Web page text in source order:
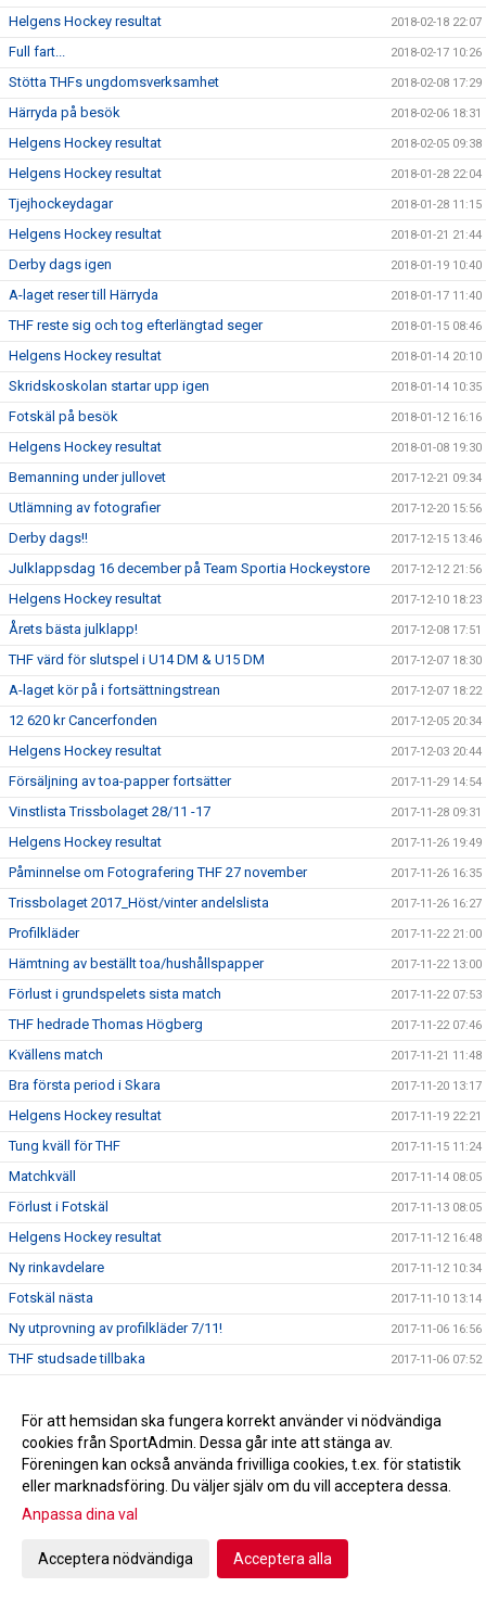
Helgens Hockey resultat 2018-02-18 22:07
Full fart... 2018-02-17 10:26
Stötta THFs ungdomsverksamhet 2018-02-08 17:29
Härryda på besök 2018-02-06 18:31
Helgens Hockey resultat 2018-02-05 09:38
Helgens Hockey resultat 2018-01-28 22:04
Tjejhockeydagar 2018-01-28 11:15
Helgens Hockey resultat 2018-01-21 21:44
Derby dags igen 2018-01-19 10:40
A-laget reser till Härryda 2018-01-17 11:40
THF reste sig och tog efterlängtad seger 2018-01-15 08:46
Helgens Hockey resultat 2018-01-14 20:10
Skridskoskolan startar upp igen 2018-01-14 10:35
Fotskäl på besök 2018-01-12 16:16
Helgens Hockey resultat 2018-01-08 19:30
Bemanning under jullovet 2017-12-21 09:34
Utlämning av fotografier 2017-12-20 15:56
Derby dags!! 2017-12-15 13:46
Julklappsdag 16 december på Team Sportia Hockeystore 2017-12-12 21:56
Helgens Hockey resultat 2017-12-10 18:23
Årets bästa julklapp! 2017-12-08 17:51
THF värd för slutspel i U14 DM & U15 DM 2017-12-07 18:30
A-laget kör på i fortsättningstrean 2017-12-07 18:22
12 620 kr Cancerfonden 2017-12-05 20:34
Helgens Hockey resultat 2017-12-03 20:44
Försäljning av toa-papper fortsätter 2017-11-29 14:54
Vinstlista Trissbolaget 28/11 -17 2017-11-28 09:31
Helgens Hockey resultat 2017-11-26 19:49
Påminnelse om Fotografering THF 27 november 2017-11-26 16:35
Trissbolaget 2017_Höst/vinter andelslista 2017-11-26 16:27
Profilkläder 2017-11-22 21:00
Hämtning av beställt toa/hushållspapper 2017-11-22 13:00
Förlust i grundspelets sista match 2017-11-22 07:53
THF hedrade Thomas Högberg 2017-11-22 07:46
Kvällens match 2017-11-21 11:48
Bra första period i Skara 2017-11-20 13:17
Helgens Hockey resultat 2017-11-19 22:21
Tung kväll för THF 2017-11-15 11:24
Matchkväll 2017-11-14 08:05
Förlust i Fotskäl 2017-11-13 08:05
Helgens Hockey resultat 2017-11-12 16:48
Ny rinkavdelare 2017-11-12 10:34
Fotskäl nästa 2017-11-10 13:14
Ny utprovning av profilkläder 7/11! 2017-11-06 16:56
THF studsade tillbaka 2017-11-06 07:52
Derby fredag ! 2017-11-03 13:38
Fotografering 27/11 2017-10-31 21:07
Jakt på poäng fortsätter i Nittorp 2017-10-31 18:27
Helgens Hockey resultat
Uddamålsförlust mot Skara IK
För att hemsidan ska fungera korrekt använder vi nödvändiga
cookies från SportAdmin. Dessa går inte att stänga av.
Föreningen kan också använda frivilliga cookies, t.ex. för statistik
eller marknadsföring. Du väljer själv om du vill acceptera dessa.
Anpassa dina val
Acceptera nödvändiga Acceptera alla